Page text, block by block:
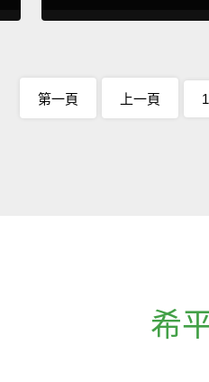
第一頁 上一頁
希